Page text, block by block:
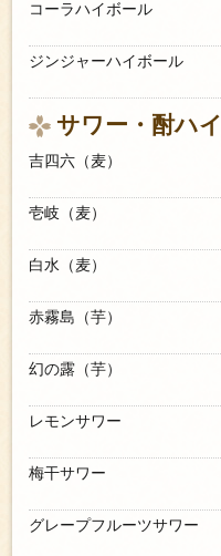
コーラハイボール
ジンジャーハイボール
サワー・酎ハイ
吉四六（麦）
壱岐（麦）
白水（麦）
赤霧島（芋）
幻の露（芋）
レモンサワー
梅干サワー
グレープフルーツサワー